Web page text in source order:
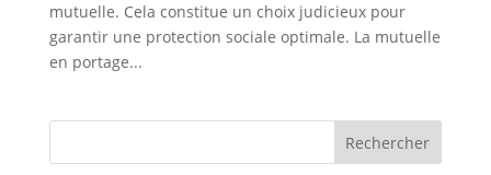
mutuelle. Cela constitue un choix judicieux pour
garantir une protection sociale optimale. La mutuelle
en portage...